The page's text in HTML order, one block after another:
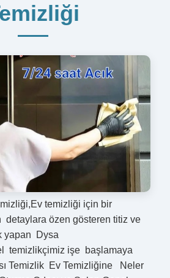
temizliği için bir
detaylara özen gösteren titiz ve
yapan Dysa
temizlikçimiz işe başlamaya
Temizlik Ev Temizliğine Neler